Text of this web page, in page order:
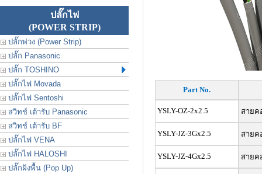
ปลั๊กไฟ
(POWER STRIP)
ปลั๊กพ่วง (Power Strip)
ปลั๊ก Panasonic
ปลั๊ก TOSHINO
ปลั๊กไฟ Movada
ปลั๊กไฟ Sentoshi
สวิทช์ เต้ารับ Panasonic
สวิทช์ เต้ารับ BF
ปลั๊กไฟ VENA
ปลั๊กไฟ HALOSHI
ปลั๊กฝังพื้น (Pop Up)
Part No.
YSLY-OZ-2x2.5 สายค
YSLY-JZ-3Gx2.5 สายค
YSLY-JZ-4Gx2.5 สายค